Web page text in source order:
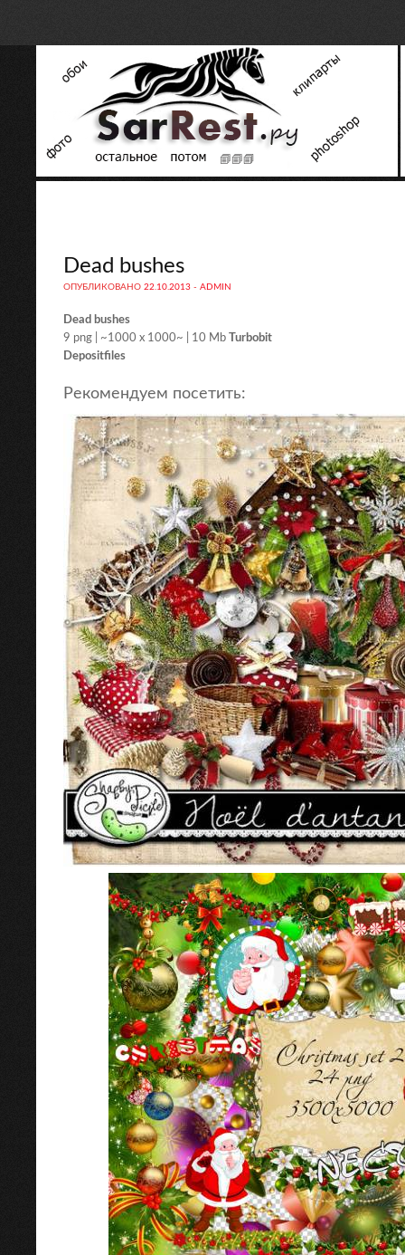
Dead bushes
ОПУБЛИКОВАНО 22.10.2013 - ADMIN
Dead bushes
9 png | ~1000 x 1000~ | 10 Mb Turbobit
Depositfiles
Рекомендуем посетить: